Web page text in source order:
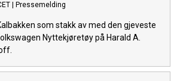
Pressemelding
som stakk av med den gjeveste
Nyttekjøretøy på Harald A.